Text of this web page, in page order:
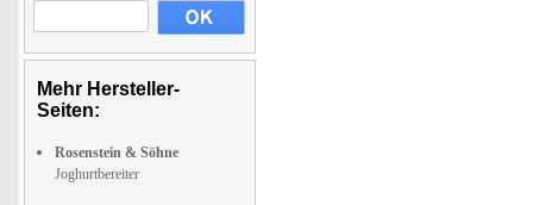
Mehr Hersteller-
Seiten:
Rosenstein & Söhne
Joghurtbereiter